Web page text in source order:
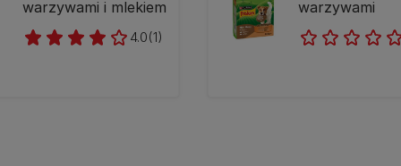
warzywami i mlekiem
4.0(1)
warzywami